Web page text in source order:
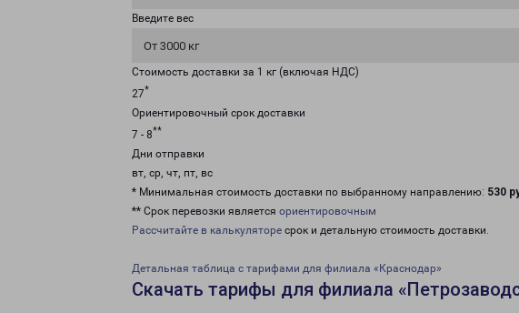
Введите вес
От 3000 кг
Стоимость доставки за 1 кг (включая НДС)
27*
Ориентировочный срок доставки
7 - 8**
Дни отправки
вт, ср, чт, пт, вс
* Минимальная стоимость доставки по выбранному направлению: 530
** Срок перевозки является ориентировочным
Рассчитайте в калькуляторе срок и детальную стоимость доставки.
Детальная таблица с тарифами для филиала «Краснодар»
Скачать тарифы для филиала